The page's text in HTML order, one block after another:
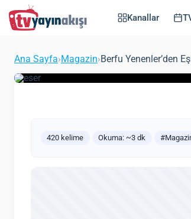
Kanallar
Ana Sayfa›Magazin›Berfu Yenenler’den
Kavgada
Zeynep Öztürk Magazin 24
420 kelime Okuma: ~3 dk